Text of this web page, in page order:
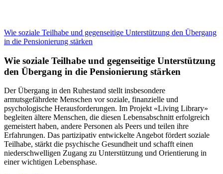
Wie soziale Teilhabe und gegenseitige Unterstützung den Übergang
in die Pensionierung stärken
Wie soziale Teilhabe und gegenseitige Unterstützung
den Übergang in die Pensionierung stärken
Der Übergang in den Ruhestand stellt insbesondere
armutsgefährdete Menschen vor soziale, finanzielle und
psychologische Herausforderungen. Im Projekt «Living Library»
begleiten ältere Menschen, die diesen Lebensabschnitt erfolgreich
gemeistert haben, andere Personen als Peers und teilen ihre
Erfahrungen. Das partizipativ entwickelte Angebot fördert soziale
Teilhabe, stärkt die psychische Gesundheit und schafft einen
niederschwelligen Zugang zu Unterstützung und Orientierung in
einer wichtigen Lebensphase.